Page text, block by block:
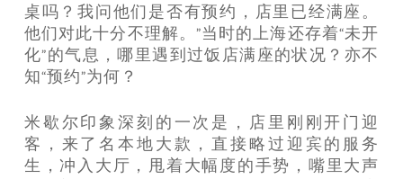
桌吗？我问他们是否有预约，店里已经满座。
他们对此十分不理解。”当时的上海还存着“未开
化”的气息，哪里遇到过饭店满座的状况？亦不
知“预约”为何？
米歇尔印象深刻的一次是，店里刚刚开门迎
客，来了名本地大款，直接略过迎宾的服务
生，冲入大厅，甩着大幅度的手势，嘴里大声